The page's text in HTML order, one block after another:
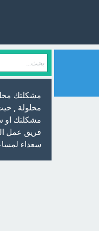
مشكلتك
محلولة ,
مشكلتك او
فريق عمل
سعداء